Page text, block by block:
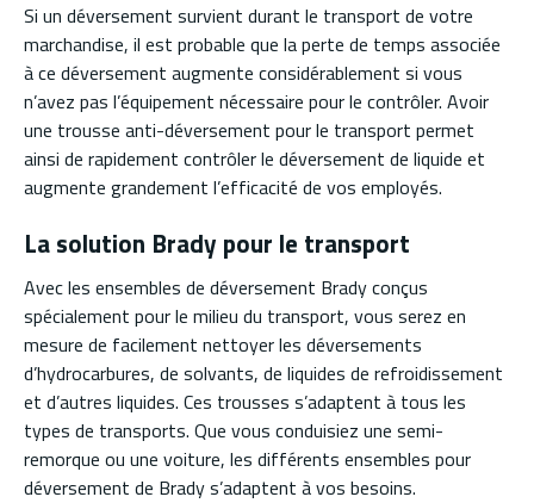
Si un déversement survient durant le transport de votre
marchandise, il est probable que la perte de temps associée
à ce déversement augmente considérablement si vous
n’avez pas l’équipement nécessaire pour le contrôler. Avoir
une trousse anti-déversement pour le transport permet
ainsi de rapidement contrôler le déversement de liquide et
augmente grandement l’efficacité de vos employés.
La solution Brady pour le transport
Avec les ensembles de déversement Brady conçus
spécialement pour le milieu du transport, vous serez en
mesure de facilement nettoyer les déversements
d’hydrocarbures, de solvants, de liquides de refroidissement
et d’autres liquides. Ces trousses s’adaptent à tous les
types de transports. Que vous conduisiez une semi-
remorque ou une voiture, les différents ensembles pour
déversement de Brady s’adaptent à vos besoins.